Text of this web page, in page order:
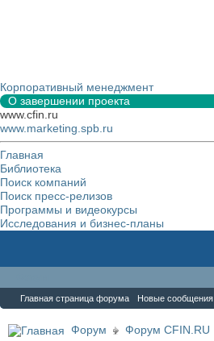
Корпоративный менеджмент
О завершении проекта
www.cfin.ru
www.marketing.spb.ru
Главная
Библиотека
Поиск компаний
Поиск пресс-релизов
Программы и видеокурсы
Исследования и бизнес-планы
Главная страница форума Новые сообщения
Форум Форум CFIN.RU